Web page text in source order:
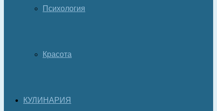
Психология
Красота
КУЛИНАРИЯ